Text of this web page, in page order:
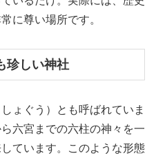
に尊い場所です。
珍しい神社
ょぐう）とも呼ばれていま
六宮までの六柱の神々を一
ています。このような形態